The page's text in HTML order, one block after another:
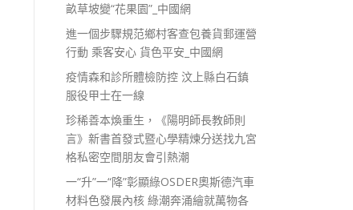
畝草坡變“花果園”_中國網
進一個步驟規范鄉村客查包養貨郵運營
行動 乘客安心 貨色平安_中國網
疫情森和診所體檢防控 汶上縣白石鎮
服役甲士在一線
珍稀善本煥重生，《陽明師長教師則
言》新書首發式暨心學精煉分送找九宮
格私密空間朋友會引熱潮
一“升”一“降”彰顯綠OSDER奧斯德汽車
材料色發展內核 綠潮奔涌繪就萬物各